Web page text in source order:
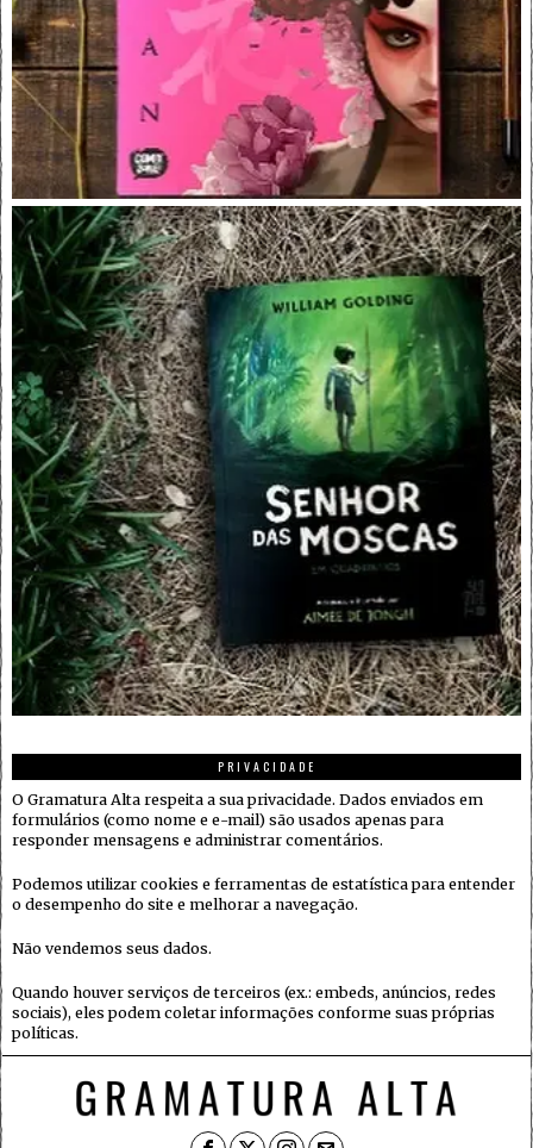
PRIVACIDADE
O Gramatura Alta respeita a sua privacidade. Dados enviados em
formulários (como nome e e-mail) são usados apenas para
responder mensagens e administrar comentários.
Podemos utilizar cookies e ferramentas de estatística para entender
o desempenho do site e melhorar a navegação.
Não vendemos seus dados.
Quando houver serviços de terceiros (ex.: embeds, anúncios, redes
sociais), eles podem coletar informações conforme suas próprias
políticas.